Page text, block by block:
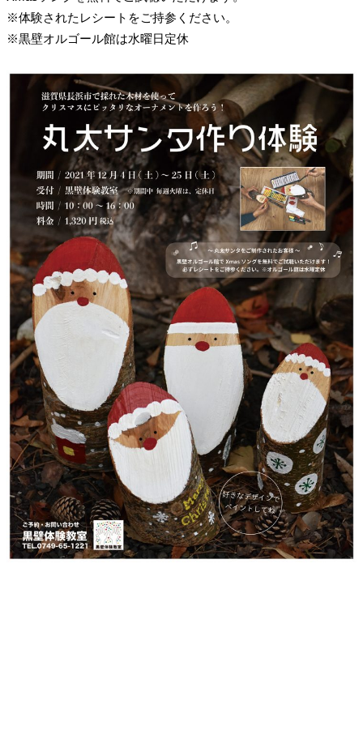
※体験されたレシートをご持参ください。
※黒壁オルゴール館は水曜日定休